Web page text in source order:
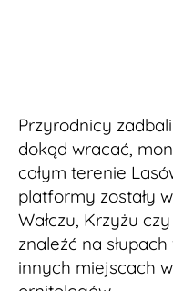
Przyrodnicy
dokąd wracać,
całym terenie
platformy zostały
Wałczu, Krzyżu
znaleźć na
innych miejscach